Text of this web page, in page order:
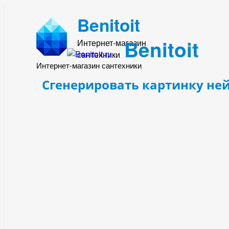
Benitoit
Интернет-магазин
сантехники Benitoit
Интернет-магазин сантехники
Сгенерировать картинку